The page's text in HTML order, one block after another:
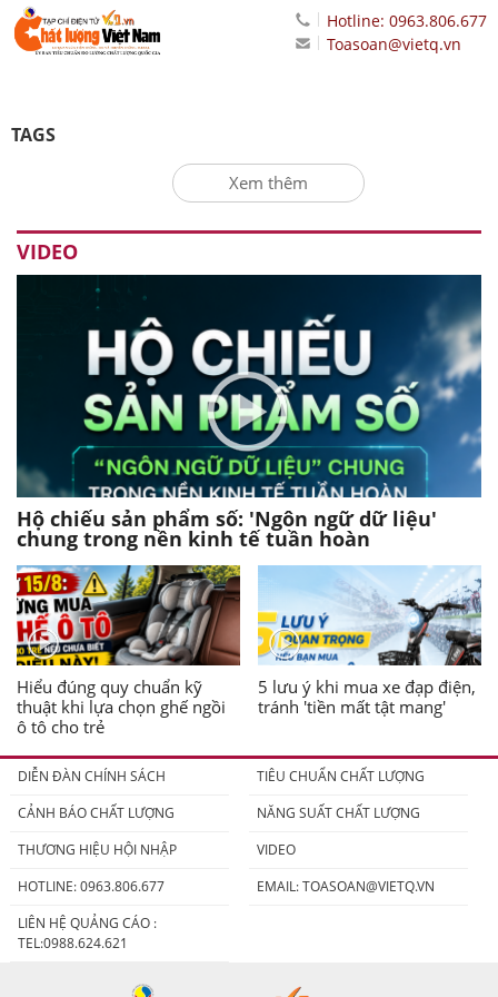
Hotline: 0963.806.677
Toasoan@vietq.vn
TAGS
Xem thêm
VIDEO
Hộ chiếu sản phẩm số: 'Ngôn ngữ dữ liệu'
chung trong nền kinh tế tuần hoàn
Hiểu đúng quy chuẩn kỹ
thuật khi lựa chọn ghế ngồi
ô tô cho trẻ
5 lưu ý khi mua xe đạp điện,
tránh 'tiền mất tật mang'
DIỄN ĐÀN CHÍNH SÁCH
TIÊU CHUẨN CHẤT LƯỢNG
CẢNH BÁO CHẤT LƯỢNG
NĂNG SUẤT CHẤT LƯỢNG
THƯƠNG HIỆU HỘI NHẬP
VIDEO
HOTLINE: 0963.806.677
EMAIL:TOASOAN@VIETQ.VN
LIÊN HỆ QUẢNG CÁO :
TEL:0988.624.621